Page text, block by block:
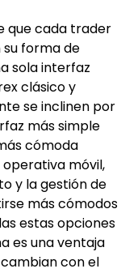
que cada trader
su forma de
sola interfaz
clásico y
se inclinen por
más simple
cómoda
operativa móvil,
y la gestión de
más cómodos
estas opciones
es una ventaja
con el